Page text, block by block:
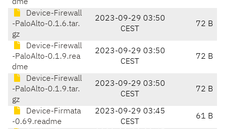
dme
Device-Firewall
-PaloAlto-0.1.6.tar.
gz
2023-09-29 03:50
CEST
72 B
Device-Firewall
-PaloAlto-0.1.9.rea
dme
2023-09-29 03:50
CEST
72 B
Device-Firewall
-PaloAlto-0.1.9.tar.
gz
2023-09-29 03:50
CEST
72 B
Device-Firmata
-0.69.readme
2023-09-29 03:45
CEST
61 B